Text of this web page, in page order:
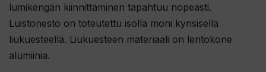
t
u
o
t
lumikengän kiinnittäminen tapahtuu nopeasti.
Luistonesto on toteutettu isolla moni kynsisellä
liukuesteellä. Liukuesteen materiaali on lentokone
alumiinia.